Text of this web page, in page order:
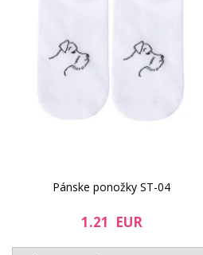
Pánske ponožky ST-04
1.21 EUR